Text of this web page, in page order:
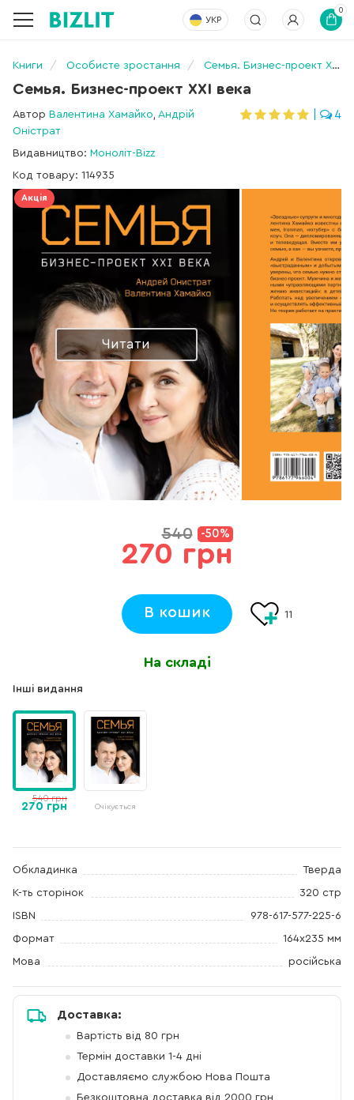
УКР
0
Книги Особисте зростання Семья. Бизнес-проект ХХІ века
Семья. Бизнес-проект ХХІ века
Автор Валентина Хамайко, Андрій
Оністрат
Видавництво: Моноліт-Bizz
Код товару: 114935
4
Акція
Читати
Інші видання
270 грн
540 грн
Очікується
540 -50%
270 грн
В кошик 11
На складі
Обкладинка Тверда
К-ть сторінок 320 стр
ISBN 978-617-577-225-6
Формат 164х235 мм
Мова російська
Доставка:
Вартість від 80 грн
Термін доставки 1-4 дні
Доставляємо службою Нова Пошта